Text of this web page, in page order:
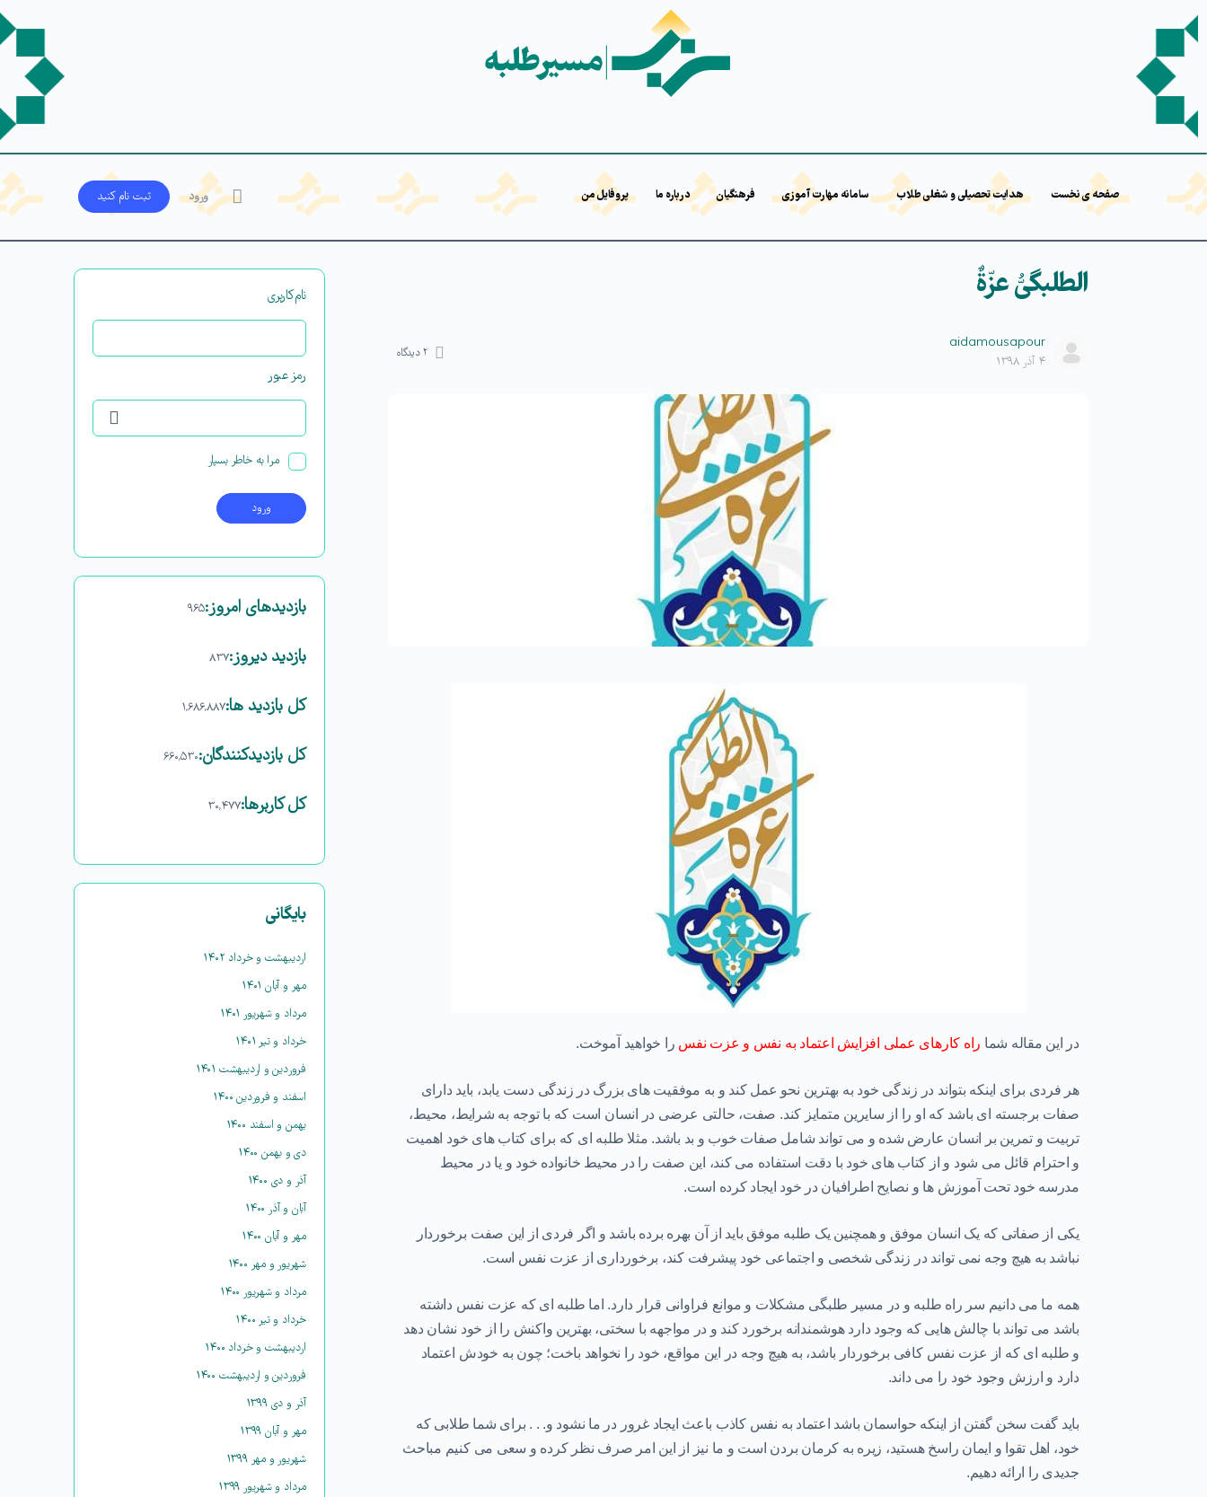
صفحه ی نخست هدایت تحصیلی و شغلی طلاب سامانه مهارت آموزی فرهنگیان درباره ما پروفایل من ورود ثبت‌ نام کنید
الطلبگیُّ عزّةٌ
aidamousapour
۴ آذر ۱۳۹۸
۲دیدگاه
در این مقاله شما راه کارهای عملی افزایش اعتماد به نفس و عزت نفس را خواهید آموخت.
هر فردی برای اینکه بتواند در زندگی خود به بهترین نحو عمل کند و به موفقیت های بزرگ در زندگی دست یابد، باید دارای
صفات برجسته ای باشد که او را از سایرین متمایز کند. صفت، حالتی عرضی در انسان است که با توجه به شرایط، محیط،
تربیت و تمرین بر انسان عارض شده و می تواند شامل صفات خوب و بد باشد. مثلا طلبه ای که برای کتاب های خود اهمیت
و احترام قائل می شود و از کتاب های خود با دقت استفاده می کند، این صفت را در محیط خانواده خود و یا در محیط
مدرسه خود تحت آموزش ها و نصایح اطرافیان در خود ایجاد کرده است.
یکی از صفاتی که یک انسان موفق و همچنین یک طلبه موفق باید از آن بهره برده باشد و اگر فردی از این صفت برخوردار
نباشد به هیچ وجه نمی تواند در زندگی شخصی و اجتماعی خود پیشرفت کند، برخورداری از عزت نفس است.
همه ما می دانیم سر راه طلبه و در مسیر طلبگی مشکلات و موانع فراوانی قرار دارد. اما طلبه ای که عزت نفسداشته
باشد می تواند با چالش هایی که وجود دارد هوشمندانه برخورد کند و در مواجهه با سختی، بهترین واکنش را از خود نشان دهد
و طلبه ای که از
عزت نفس کافی برخوردار باشد، به هیچ وجه در این مواقع، خود را نخواهد باخت؛ چون به خودش اعتماد
دارد و ارزش وجود خود را می داند.
باید گفت سخن گفتن از اینکه حواسمان باشد اعتماد به نفس کاذب باعث ایجاد غرور در ما نشود و. . . برای شما طلابی که
خود، اهل تقوا و ایمان راسخ هستید، زیره به کرمان بردن است و ما نیز از این امر صرف نظر کرده و سعی می کنیم مباحث
جدیدی را ارائه دهیم.
نام‌کاربری
رمز عبور
مرا به خاطر بسپار
بازدیدهای امروز:۹۶۵
بازدید دیروز:۸۳۷
کل بازدید ها:۱,۶۸۶,۸۸۷
کل بازدیدکنند‌گان:۶۶۰,۵۳۰
کل کاربرها:۳۰,۴۷۷
بایگانی
اردیبهشت و خرداد ۱۴۰۲
مهر و آبان ۱۴۰۱
مرداد و شهریور ۱۴۰۱
خرداد و تیر ۱۴۰۱
فروردین و اردیبهشت ۱۴۰۱
اسفند و فروردین ۱۴۰۰
بهمن و اسفند ۱۴۰۰
دی و بهمن ۱۴۰۰
آذر و دی ۱۴۰۰
آبان و آذر ۱۴۰۰
مهر و آبان ۱۴۰۰
شهریور و مهر ۱۴۰۰
مرداد و شهریور ۱۴۰۰
خرداد و تیر ۱۴۰۰
اردیبهشت و خرداد ۱۴۰۰
فروردین و اردیبهشت ۱۴۰۰
آذر و دی ۱۳۹۹
مهر و آبان ۱۳۹۹
شهریور و مهر ۱۳۹۹
مرداد و شهریور ۱۳۹۹